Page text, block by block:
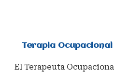
Terapia
El Terapeuta